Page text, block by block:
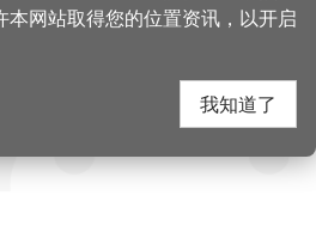
咖啡厅 周边
本网站取得您的位置资讯，以开启
我知道了